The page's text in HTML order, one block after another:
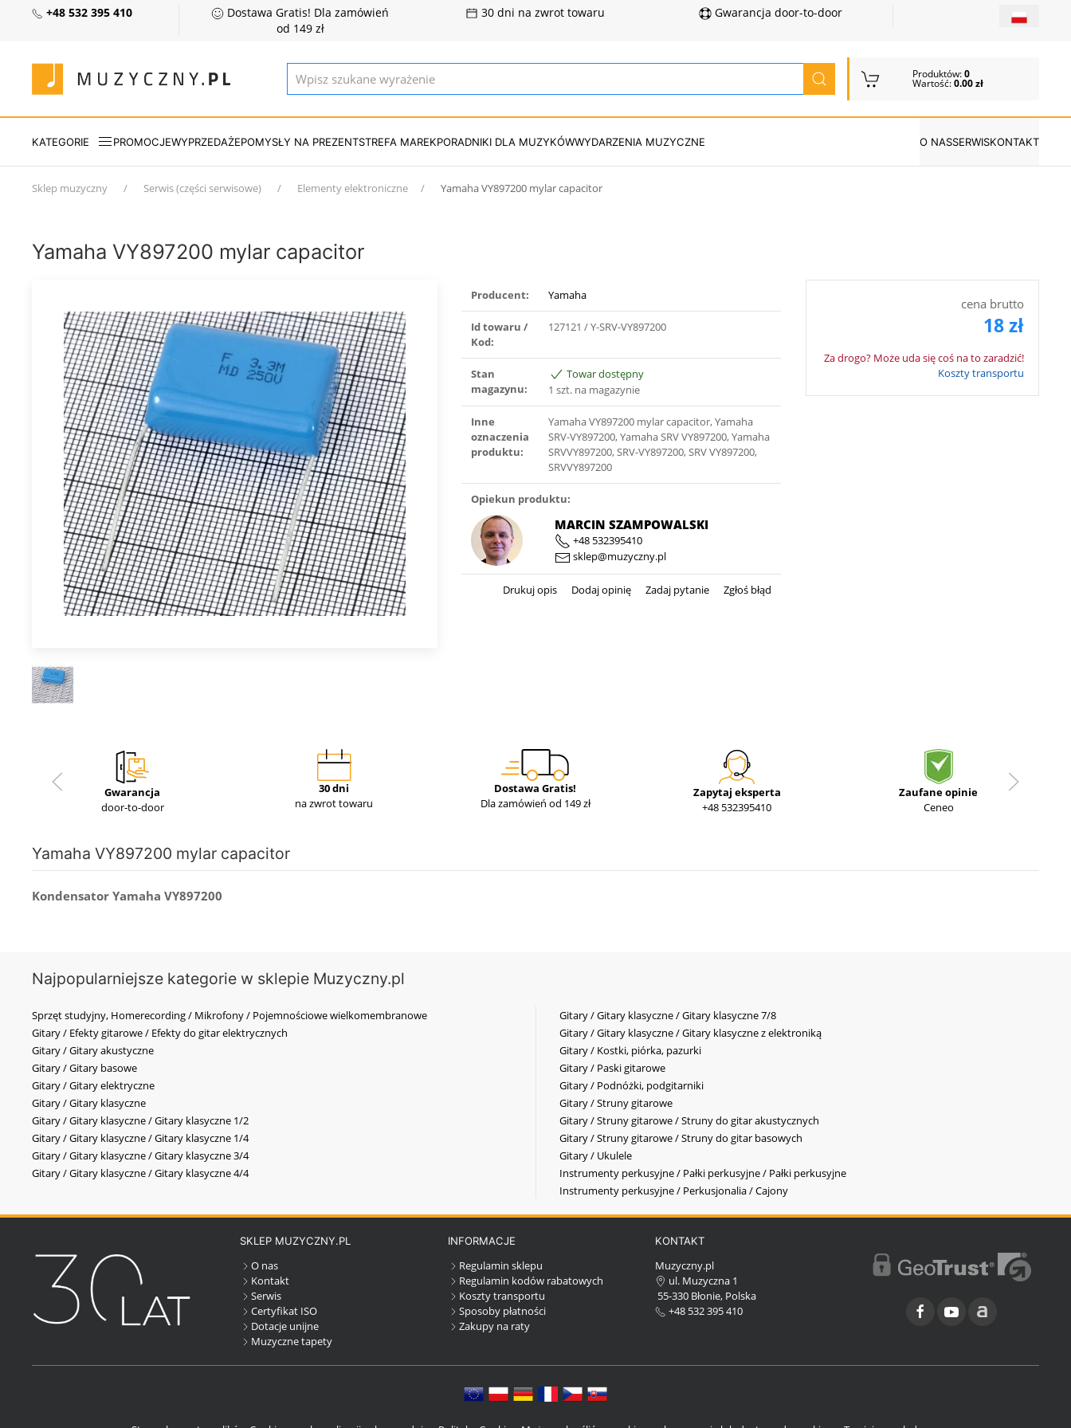
+48 532 395 410
Dostawa Gratis! Dla zamówień
od 149 zł
30 dni na zwrot towaru Gwarancja door-to-door
Produktów:0
Wartość:0.00 zł
KATEGORIE PROMOCJEWYPRZEDAŻEPOMYSŁY NA PREZENTSTREFA MAREKPORADNIKI DLA MUZYKÓWWYDARZENIA MUZYCZNE O NASSERWISKONTAKT
Sklep muzyczny Serwis (części serwisowe) Elementy elektroniczne Yamaha VY897200 mylar capacitor
Yamaha VY897200 mylar capacitor
Producent: Yamaha
Id towaru /
Kod:
127121 / Y-SRV-VY897200
Stan
magazynu:
Towar dostępny
1 szt. na magazynie
Inne
oznaczenia
produktu:
Yamaha VY897200 mylar capacitor, Yamaha
SRV-VY897200, Yamaha SRV VY897200, Yamaha
SRVVY897200, SRV-VY897200, SRV VY897200,
SRVVY897200
Opiekun produktu:
MARCIN SZAMPOWALSKI
+48 532395410
sklep@muzyczny.pl
Drukuj opis Dodaj opinię Zadaj pytanie Zgłoś błąd
cena brutto
18 zł
Za drogo? Może uda się coś na to zaradzić!
Koszty transportu
Gwarancja
door-to-door
30 dni
na zwrot towaru
Dostawa Gratis!
Dla zamówień od 149 zł
Zapytaj eksperta
+48 532395410
Zaufane opinie
Ceneo
Yamaha VY897200 mylar capacitor
Kondensator Yamaha VY897200
Najpopularniejsze kategorie w sklepie Muzyczny.pl
Sprzęt studyjny, Homerecording / Mikrofony / Pojemnościowe wielkomembranowe
Gitary / Efekty gitarowe / Efekty do gitar elektrycznych
Gitary / Gitary akustyczne
Gitary / Gitary basowe
Gitary / Gitary elektryczne
Gitary / Gitary klasyczne
Gitary / Gitary klasyczne / Gitary klasyczne 1/2
Gitary / Gitary klasyczne / Gitary klasyczne 1/4
Gitary / Gitary klasyczne / Gitary klasyczne 3/4
Gitary / Gitary klasyczne / Gitary klasyczne 4/4
Gitary / Gitary klasyczne / Gitary klasyczne 7/8
Gitary / Gitary klasyczne / Gitary klasyczne z elektroniką
Gitary / Kostki, piórka, pazurki
Gitary / Paski gitarowe
Gitary / Podnóżki, podgitarniki
Gitary / Struny gitarowe
Gitary / Struny gitarowe / Struny do gitar akustycznych
Gitary / Struny gitarowe / Struny do gitar basowych
Gitary / Ukulele
Instrumenty perkusyjne / Pałki perkusyjne / Pałki perkusyjne
Instrumenty perkusyjne / Perkusjonalia / Cajony
SKLEP MUZYCZNY.PL
O nas
Kontakt
Serwis
Certyfikat ISO
Dotacje unijne
Muzyczne tapety
INFORMACJE
Regulamin sklepu
Regulamin kodów rabatowych
Koszty transportu
Sposoby płatności
Zakupy na raty
KONTAKT
Muzyczny.pl
ul. Muzyczna 1
55-330 Błonie, Polska
+48 532 395 410